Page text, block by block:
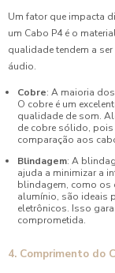
Um fator que impacta
um Cabo P4 é o
qualidade tendem a
áudio.
Cobre: A maioria
O cobre é um
qualidade de som.
de cobre sólido, pois
comparação aos
Blindagem: A
ajuda a minimizar a
blindagem, como os
alumínio, são ideais
eletrônicos. Isso
comprometida.
4. Comprimento do